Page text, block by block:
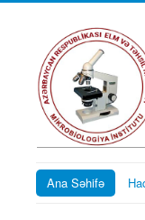
Ana Səhifə